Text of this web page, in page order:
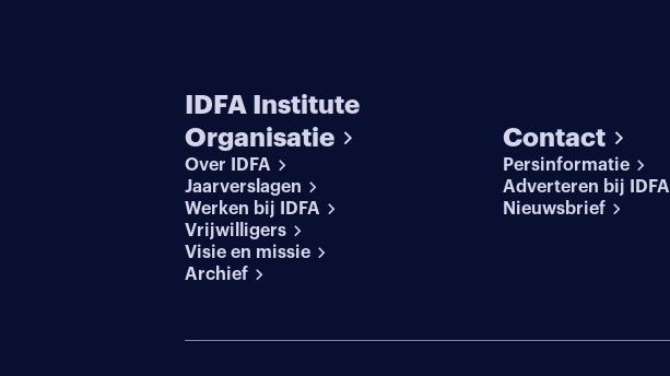
IDFA Institute
Organisatie
Over IDFA
Jaarverslagen
Werken bij IDFA
Vrijwilligers
Visie en missie
Archief
Contact
Persinformatie
Adverteren bij IDFA
Nieuwsbrief